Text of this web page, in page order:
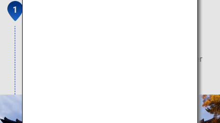
Weltkulturerbestätten wie der Todai-ji-Tempel, der